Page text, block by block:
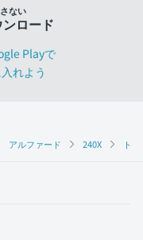
アルファード 240X ト
ない
ロード